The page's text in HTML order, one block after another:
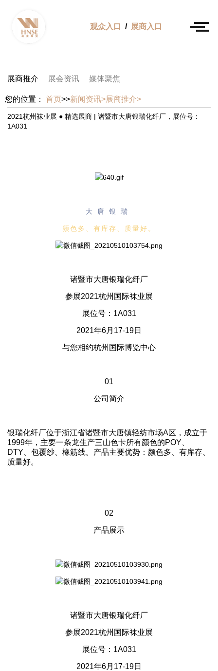
观众入口 / 展商入口
展商推介 展会资讯 媒体聚焦
您的位置： 首页>>新闻资讯>展商推介>
2021杭州袜业展 ● 精选展商 | 诸暨市大唐银瑞化纤厂，展位号：
1A031
大唐银瑞
颜色多、有库存、质量好。
诸暨市大唐银瑞化纤厂
参展2021杭州国际袜业展
展位号：1A031
2021年6月17-19日
与您相约杭州国际博览中心
01
公司简介
银瑞化纤厂位于浙江省诸暨市大唐镇轻纺市场A区，成立于
1999年，主要一条龙生产三山色卡所有颜色的POY、
DTY、包覆纱、橡筋线。产品主要优势：颜色多、有库存、
质量好。
02
产品展示
诸暨市大唐银瑞化纤厂
参展2021杭州国际袜业展
展位号：1A031
2021年6月17-19日